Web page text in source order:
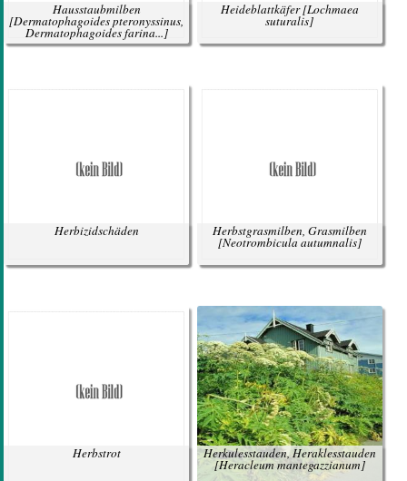
Hausstaubmilben
[Dermatophagoides pteronyssinus,
Dermatophagoides farina...]
Heideblattkäfer[Lochmaea
suturalis]
Herbizidschäden Herbstgrasmilben, Grasmilben
[Neotrombicula autumnalis]
Herbstrot Herkulesstauden, Heraklesstauden
[Heracleum mantegazzianum]